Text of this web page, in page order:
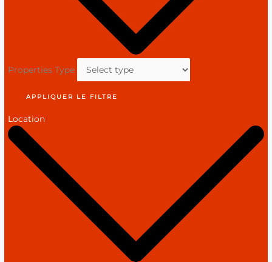
Properties Type
APPLIQUER LE FILTRE
Location